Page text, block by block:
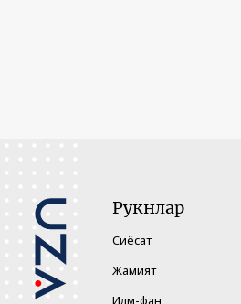
Рукнлар
Сиёсат
Жамият
Илм-фан